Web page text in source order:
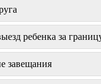
ребенка за
завещания